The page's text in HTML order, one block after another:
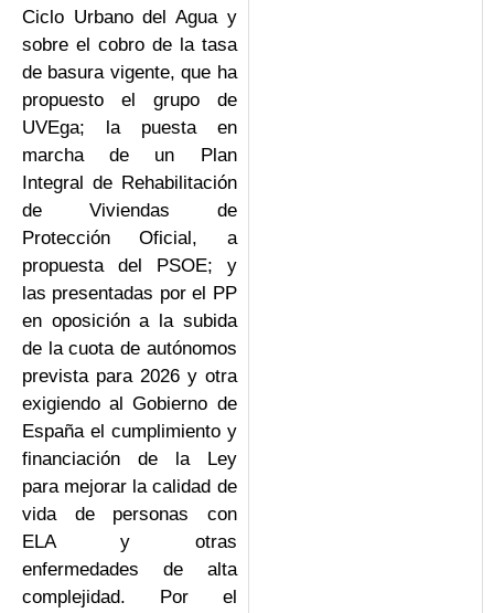
Ciclo Urbano del Agua y
sobre el cobro de la tasa
de basura vigente, que ha
propuesto el grupo de
UVEga; la puesta en
marcha de un Plan
Integral de Rehabilitación
de Viviendas de
Protección Oficial, a
propuesta del PSOE; y
las presentadas por el PP
en oposición a la subida
de la cuota de autónomos
prevista para 2026 y otra
exigiendo al Gobierno de
España el cumplimiento y
financiación de la Ley
para mejorar la calidad de
vida de personas con
ELA y otras
enfermedades de alta
complejidad. Por el